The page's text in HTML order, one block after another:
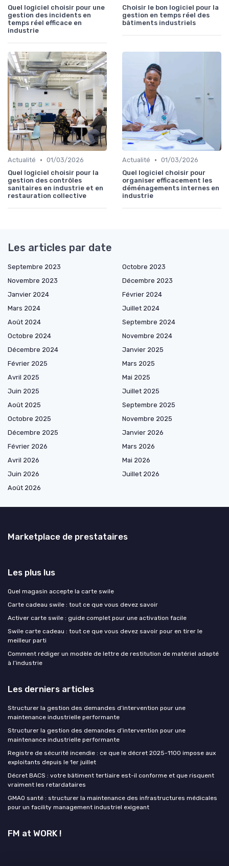
Quel logiciel choisir pour une
gestion des incidents en
temps réel efficace en
industrie
Choisir le bon logiciel pour la
gestion en temps réel des
bâtiments industriels
Actualité • 01/03/2026
Quel logiciel choisir pour la
gestion des contrôles
sanitaires en industrie et en
restauration collective
Actualité • 01/03/2026
Quel logiciel choisir pour
organiser efficacement les
déménagements internes en
industrie
Les articles par date
Septembre 2023
Octobre 2023
Novembre 2023
Décembre 2023
Janvier 2024
Février 2024
Mars 2024
Juillet 2024
Août 2024
Septembre 2024
Octobre 2024
Novembre 2024
Décembre 2024
Janvier 2025
Février 2025
Mars 2025
Avril 2025
Mai 2025
Juin 2025
Juillet 2025
Août 2025
Septembre 2025
Octobre 2025
Novembre 2025
Décembre 2025
Janvier 2026
Février 2026
Mars 2026
Avril 2026
Mai 2026
Juin 2026
Juillet 2026
Août 2026
Marketplace de prestataires
Les plus lus
Quel magasin accepte la carte swile
Carte cadeau swile : tout ce que vous devez savoir
Activer carte swile : guide complet pour une activation facile
Swile carte cadeau : tout ce que vous devez savoir pour en tirer le
meilleur parti
Comment rédiger un modèle de lettre de restitution de matériel adapté
à l’industrie
Les derniers articles
Structurer la gestion des demandes d’intervention pour une
maintenance industrielle performante
Structurer la gestion des demandes d’intervention pour une
maintenance industrielle performante
Registre de sécurité incendie : ce que le décret 2025-1100 impose aux
exploitants depuis le 1er juillet
Décret BACS : votre bâtiment tertiaire est-il conforme et que risquent
vraiment les retardataires
GMAO santé : structurer la maintenance des infrastructures médicales
pour un facility management industriel exigeant
FM at WORK !